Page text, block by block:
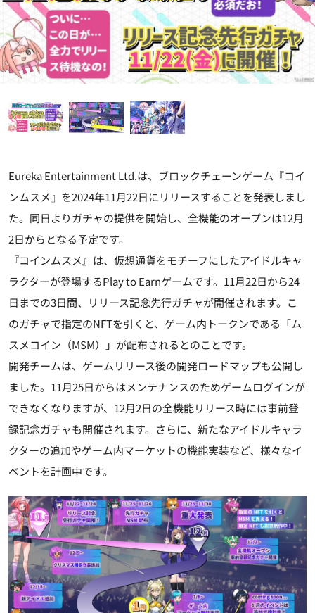
Eureka Entertainment Ltd.は、ブロックチェーンゲーム『コイ
ンムスメ』を2024年11月22日にリリースすることを発表しまし
た。同日よりガチャの提供を開始し、全機能のオープンは12月
2日からとなる予定です。
『コインムスメ』は、仮想通貨をモチーフにしたアイドルキャ
ラクターが登場するPlay to Earnゲームです。11月22日から24
日までの3日間、リリース記念先行ガチャが開催されます。こ
のガチャで指定のNFTを引くと、ゲーム内トークンである「ム
スメコイン（MSM）」が配布されるとのことです。
開発チームは、ゲームリリース後の開発ロードマップも公開し
ました。11月25日からはメンテナンスのためゲームログインが
できなくなりますが、12月2日の全機能リリース時には事前登
録記念ガチャも開催されます。さらに、新たなアイドルキャラ
クターの追加やゲーム内マーケットの機能実装など、様々なイ
ベントを計画中です。